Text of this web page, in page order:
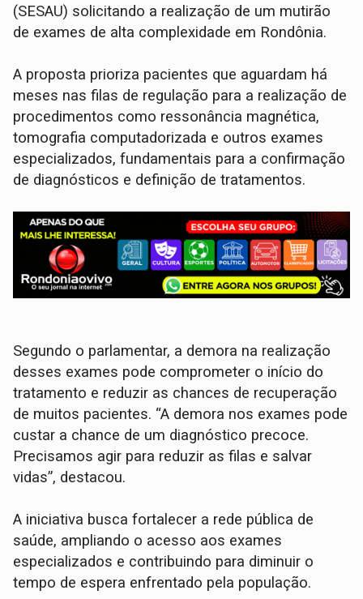
(SESAU) solicitando a realização de um mutirão
de exames de alta complexidade em Rondônia.
A proposta prioriza pacientes que aguardam há
meses nas filas de regulação para a realização de
procedimentos como ressonância magnética,
tomografia computadorizada e outros exames
especializados, fundamentais para a confirmação
de diagnósticos e definição de tratamentos.
Segundo o parlamentar, a demora na realização
desses exames pode comprometer o início do
tratamento e reduzir as chances de recuperação
de muitos pacientes. “A demora nos exames pode
custar a chance de um diagnóstico precoce.
Precisamos agir para reduzir as filas e salvar
vidas”, destacou.
A iniciativa busca fortalecer a rede pública de
saúde, ampliando o acesso aos exames
especializados e contribuindo para diminuir o
tempo de espera enfrentado pela população.